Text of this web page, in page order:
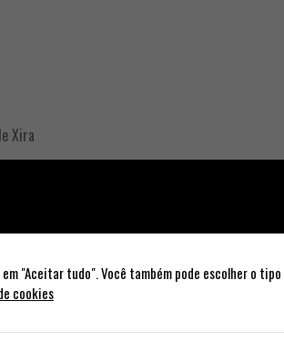
Xira
Marginais
"Aceitar tudo". Você também pode escolher o
cookies